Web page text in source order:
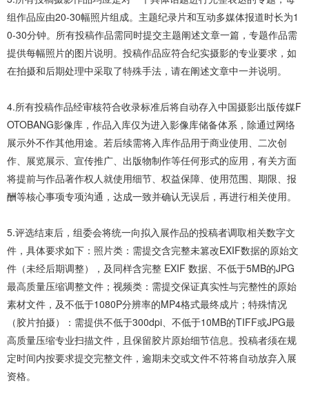
组作品应由20-30幅照片组成。主题纪录片和互动多媒体报道时长为1
0-30分钟。所有投稿作品需同时提交主题阐述文章一篇，专题作品需
提供每幅照片的图片说明。投稿作品应符合纪实摄影的专业要求，如
在拍摄和后期处理中采取了特殊手法，请在阐述文章中一并说明。
4.所有投稿作品经审核符合收录标准后将自动存入中国摄影出版传媒F
OTOBANG影像库，作品入库仅为进入影像库储备体系，除通过网络
展示外不作其他用途。若后续需将入库作品用于商业使用、二次创
作、展览展示、宣传推广、出版物制作等任何形式的应用，有关方面
将提前与作品著作权人就使用细节、权益保障、使用范围、期限、报
酬等核心事项专项沟通，达成一致并确认无误后，再进行相关使用。
5.评选结束后，组委会将统一向拟入展作品的投稿者调取相关数字文
件，具体要求如下：照片类：需提交含完整未篡改EXIF数据的原始文
件（未经后期调整），及同样含完整 EXIF 数据、不低于5MB的JPG
最高质量压缩调整文件；视频类：需提交保证真实性与完整性的原始
素材文件，及不低于1080P分辨率的MP4格式最终成片；特殊情况
（胶片拍摄）：需提供不低于300dpi、不低于10MB的TIFF或JPG最
高质量压缩专业扫描文件，且保留胶片原始细节信息。投稿者须在规
定时间内按要求提交完整文件，逾期未交或文件不符将自动放弃入展
资格。